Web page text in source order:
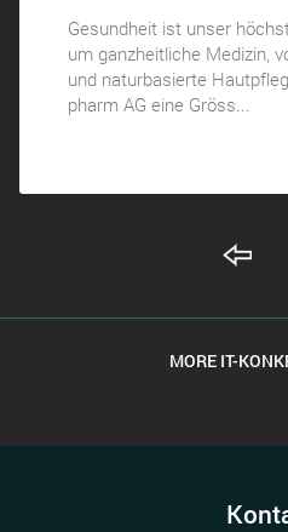
Gesundheit ist unser
um ganzheitliche Medizin,
und naturbasierte
pharm AG eine Gröss...
MORE IT-